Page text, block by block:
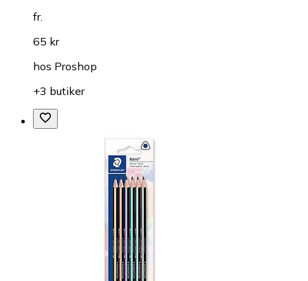
fr.
65 kr
hos Proshop
+3 butiker